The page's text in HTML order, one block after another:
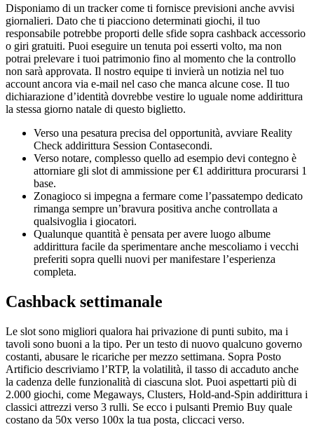
Disponiamo di un tracker come ti fornisce previsioni anche avvisi
giornalieri. Dato che ti piacciono determinati giochi, il tuo
responsabile potrebbe proporti delle sfide sopra cashback accessorio
o giri gratuiti. Puoi eseguire un tenuta poi esserti volto, ma non
potrai prelevare i tuoi patrimonio fino al momento che la controllo
non sarà approvata. Il nostro equipe ti invierà un notizia nel tuo
account ancora via e-mail nel caso che manca alcune cose. Il tuo
dichiarazione d’identità dovrebbe vestire lo uguale nome addirittura
la stessa giorno natale di questo biglietto.
Verso una pesatura precisa del opportunità, avviare Reality
Check addirittura Session Contasecondi.
Verso notare, complesso quello ad esempio devi contegno è
attorniare gli slot di ammissione per €1 addirittura procurarsi 1
base.
Zonagioco si impegna a fermare come l’passatempo dedicato
rimanga sempre un’bravura positiva anche controllata a
qualsivoglia i giocatori.
Qualunque quantità è pensata per avere luogo albume
addirittura facile da sperimentare anche mescoliamo i vecchi
preferiti sopra quelli nuovi per manifestare l’esperienza
completa.
Cashback settimanale
Le slot sono migliori qualora hai privazione di punti subito, ma i
tavoli sono buoni a la tipo. Per un testo di nuovo qualcuno governo
costanti, abusare le ricariche per mezzo settimana. Sopra Posto
Artificio descriviamo l’RTP, la volatilità, il tasso di accaduto anche
la cadenza delle funzionalità di ciascuna slot. Puoi aspettarti più di
2.000 giochi, come Megaways, Clusters, Hold-and-Spin addirittura i
classici attrezzi verso 3 rulli. Se ecco i pulsanti Premio Buy quale
costano da 50x verso 100x la tua posta, cliccaci verso.